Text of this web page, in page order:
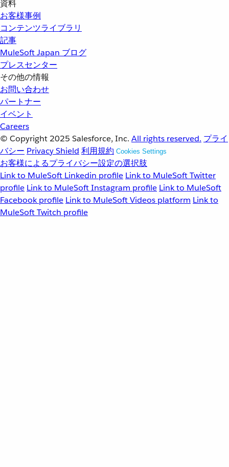
資料
お客様事例
コンテンツライブラリ
記事
MuleSoft Japan ブログ
プレスセンター
その他の情報
お問い合わせ
パートナー
イベント
Careers
© Copyright 2025 Salesforce, Inc. All rights reserved. プライ
バシー Privacy Shield 利用規約 Cookies Settings
お客様によるプライバシー設定の選択肢
Link to MuleSoft Linkedin profile Link to MuleSoft Twitter
profile Link to MuleSoft Instagram profile Link to MuleSoft
Facebook profile Link to MuleSoft Videos platform Link to
MuleSoft Twitch profile